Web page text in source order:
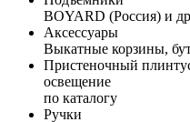
BOYARD (Россия) и
Аксессуары
Выкатные корзины,
Пристеночный
освещение
по каталогу
Ручки